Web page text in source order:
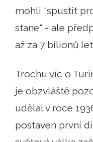
mohli "spustit
stane" - ale
až za 7 bilionů
Trochu víc o
je obzvláště
udělal v roce
postaven první